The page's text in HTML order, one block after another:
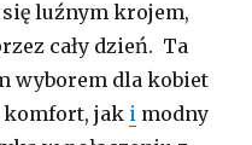
luźnym krojem,
cały dzień. Ta
wyborem dla kobiet
komfort, jak i modny